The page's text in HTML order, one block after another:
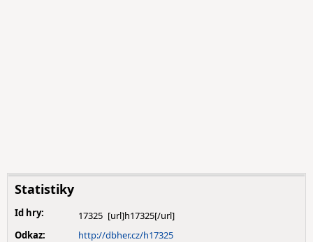
Statistiky
Id hry:
17325
Odkaz:
http://dbher.cz/h17325